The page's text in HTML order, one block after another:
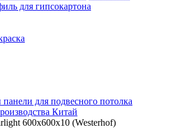
для гипсокартона
для подвесного потолка
Китай
600x600x10 (Westerhof)